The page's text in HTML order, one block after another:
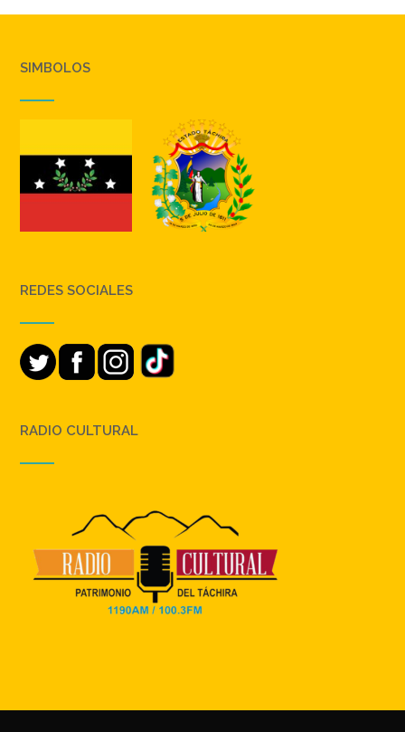
SIMBOLOS
REDES SOCIALES
RADIO CULTURAL